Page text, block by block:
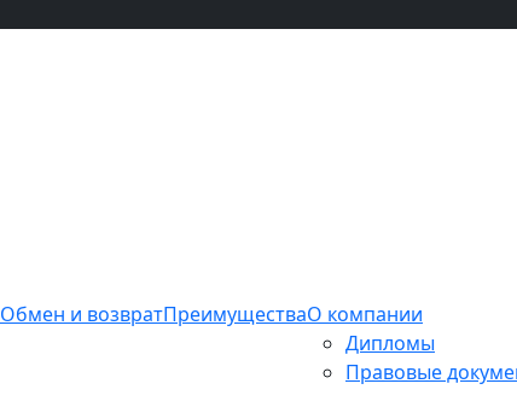
Обмен и возвратПреимуществаО компании
Дипломы
Правовые